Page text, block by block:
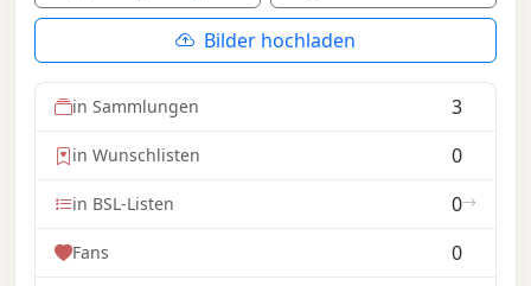
Bilder hochladen
in Sammlungen 3
in Wunschlisten 0
in BSL-Listen 0
Fans 0